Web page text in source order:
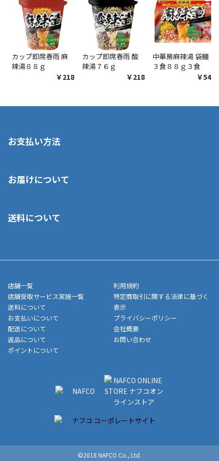
カップ即席春雨 麻
辣湯８８ｇ
￥218
カップ即席春雨 酸
辣湯７６ｇ
￥218
中華房麻辣湯 袋麺
３食８８ｇ３食
￥548
お支払い方法
いいただくことはできません。ご了承ください。
■代金引換(代引)※手数料がかかります
■商品によっては一部決済方法が使用できない場合がございま
す。
お届けについて
ご注文が確認出来次第、1～4営業日に発送いたします。「お取り
業日にてお引渡しとなります。(離島などの場合、例外もあります)
メーカー直送品など一部商品については、その他商品との購入に
制限がかかる場合がございます。また発送日についても、通常と
異なる場合がございます。対象商品の説明ページをご確認くださ
い。
■店舗受取をご選択いただいた場合
ご注文が確認出来次第、お受取される店舗在庫を使用してご準備
をさせていただきます。店舗に在庫がない場合は店舗よりお取り
いただく場合がございます。店舗準備でのお渡しとなる為、商品
のみの受け渡しとなります。（箱や納品書は付属しておりませ
ん）店舗で準備が出来次第、メールにてご連絡させていただきま
送料について
店舗一覧
店舗受取サービス実施一覧
送料について
お支払いについて
配送について
返品について
ポイントについて
利用規約
特定商取引に関する法律に基づく
表示
プライバシーポリシー
会社概要
お問い合わせ
©2018 NAFCO Co., Ltd.